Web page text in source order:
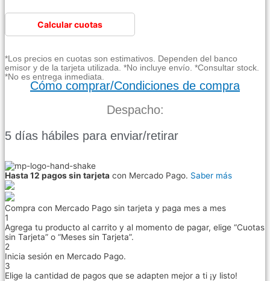
Calcular cuotas
*Los precios en cuotas son estimativos. Dependen del banco
emisor y de la tarjeta utilizada. *No incluye envío. *Consultar stock.
*No es entrega inmediata.
Cómo comprar/Condiciones de compra
Despacho:
5 días hábiles para enviar/retirar
Hasta 12 pagos sin tarjeta con Mercado Pago. Saber más
Compra con Mercado Pago sin tarjeta y paga mes a mes
1
Agrega tu producto al carrito y al momento de pagar, elige “Cuotas
sin Tarjeta” o “Meses sin Tarjeta”.
2
Inicia sesión en Mercado Pago.
3
Elige la cantidad de pagos que se adapten mejor a ti ¡y listo!